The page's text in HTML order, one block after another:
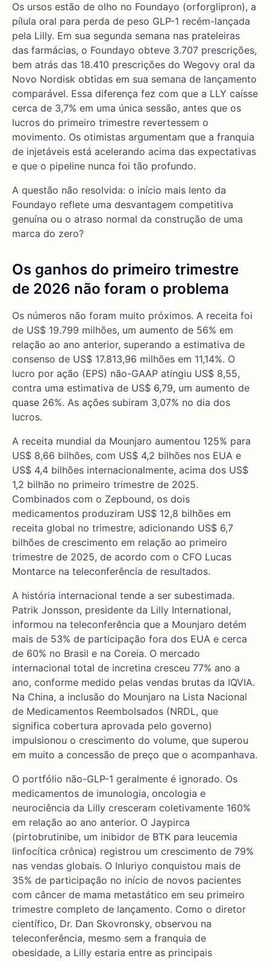
Os ursos estão de olho no Foundayo (orforglipron), a
pílula oral para perda de peso GLP-1 recém-lançada
pela Lilly. Em sua segunda semana nas prateleiras
das farmácias, o Foundayo obteve 3.707 prescrições,
bem atrás das 18.410 prescrições do Wegovy oral da
Novo Nordisk obtidas em sua semana de lançamento
comparável. Essa diferença fez com que a LLY caísse
cerca de 3,7% em uma única sessão, antes que os
lucros do primeiro trimestre revertessem o
movimento. Os otimistas argumentam que a franquia
de injetáveis está acelerando acima das expectativas
e que o pipeline nunca foi tão profundo.
A questão não resolvida: o início mais lento da
Foundayo reflete uma desvantagem competitiva
genuína ou o atraso normal da construção de uma
marca do zero?
Os ganhos do primeiro trimestre
de 2026 não foram o problema
Os números não foram muito próximos. A receita foi
de US$ 19.799 milhões, um aumento de 56% em
relação ao ano anterior, superando a estimativa de
consenso de US$ 17.813,96 milhões em 11,14%. O
lucro por ação (EPS) não-GAAP atingiu US$ 8,55,
contra uma estimativa de US$ 6,79, um aumento de
quase 26%. As ações subiram 3,07% no dia dos
lucros.
A receita mundial da Mounjaro aumentou 125% para
US$ 8,66 bilhões, com US$ 4,2 bilhões nos EUA e
US$ 4,4 bilhões internacionalmente, acima dos US$
1,2 bilhão no primeiro trimestre de 2025.
Combinados com o Zepbound, os dois
medicamentos produziram US$ 12,8 bilhões em
receita global no trimestre, adicionando US$ 6,7
bilhões de crescimento em relação ao primeiro
trimestre de 2025, de acordo com o CFO Lucas
Montarce na teleconferência de resultados.
A história internacional tende a ser subestimada.
Patrik Jonsson, presidente da Lilly International,
informou na teleconferência que a Mounjaro detém
mais de 53% de participação fora dos EUA e cerca
de 60% no Brasil e na Coreia. O mercado
internacional total de incretina cresceu 77% ano a
ano, conforme medido pelas vendas brutas da IQVIA.
Na China, a inclusão do Mounjaro na Lista Nacional
de Medicamentos Reembolsados (NRDL, que
significa cobertura aprovada pelo governo)
impulsionou o crescimento do volume, que superou
em muito a concessão de preço que o acompanhava.
O portfólio não-GLP-1 geralmente é ignorado. Os
medicamentos de imunologia, oncologia e
neurociência da Lilly cresceram coletivamente 160%
em relação ao ano anterior. O Jaypirca
(pirtobrutinibe, um inibidor de BTK para leucemia
linfocítica crônica) registrou um crescimento de 79%
nas vendas globais. O Inluriyo conquistou mais de
35% de participação no início de novos pacientes
com câncer de mama metastático em seu primeiro
trimestre completo de lançamento. Como o diretor
científico, Dr. Dan Skovronsky, observou na
teleconferência, mesmo sem a franquia de
obesidade, a Lilly estaria entre as principais